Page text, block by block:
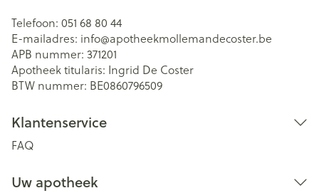
Telefoon: 051 68 80 44
E-mailadres: info@apotheekmollemandecoster.be
APB nummer: 371201
Apotheek titularis: Ingrid De Coster
BTW nummer: BE0860796509
Klantenservice
FAQ
Uw apotheek